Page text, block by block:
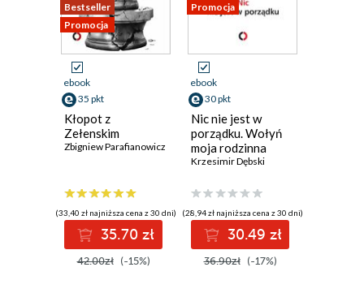
Bestseller
Promocja
ebook
35 pkt
Kłopot z
Zełenskim
Zbigniew Parafianowicz
(33,40 zł najniższa cena z 30 dni)
35.70 zł
42.00zł (-15%)
Promocja
ebook
30 pkt
Nic nie jest w
porządku. Wołyń
moja rodzinna
historia
Krzesimir Dębski
(28,94 zł najniższa cena z 30 dni)
30.49 zł
36.90zł (-17%)